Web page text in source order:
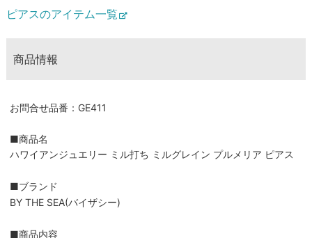
ピアスのアイテム一覧
商品情報
お問合せ品番：GE411
■商品名
ハワイアンジュエリー ミル打ち ミルグレイン プルメリア ピアス
■ブランド
BY THE SEA(バイザシー)
■商品内容